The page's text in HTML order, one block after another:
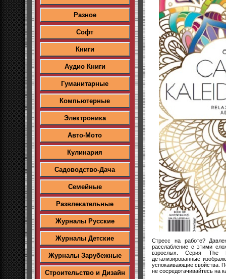
Разное
Софт
Книги
Аудио Книги
Гуманитарные
Компьютерные
Электроника
Авто-Мото
Кулинария
Садоводство-Дача
Семейные
Развлекательные
Журналы Русские
Журналы Детские
Журналы Зарубежные
Строительство и Дизайн
Стресс на работе?
расслабление с этими
взрослых. Серия The
детализированные
успокаивающие свойства.
не сосредотачивайтесь на